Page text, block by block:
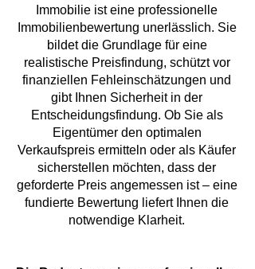
Immobilie ist eine professionelle
Immobilienbewertung unerlässlich. Sie
bildet die Grundlage für eine
realistische Preisfindung, schützt vor
finanziellen Fehleinschätzungen und
gibt Ihnen Sicherheit in der
Entscheidungsfindung. Ob Sie als
Eigentümer den optimalen
Verkaufspreis ermitteln oder als Käufer
sicherstellen möchten, dass der
geforderte Preis angemessen ist – eine
fundierte Bewertung liefert Ihnen die
notwendige Klarheit.